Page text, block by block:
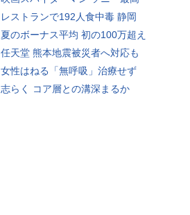
レストランで192人食中毒 静岡
夏のボーナス平均 初の100万超え
任天堂 熊本地震被災者へ対応も
女性はねる「無呼吸」治療せず
志らく コア層との溝深まるか